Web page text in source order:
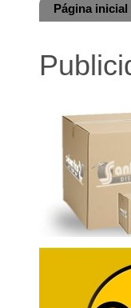
Página inicial